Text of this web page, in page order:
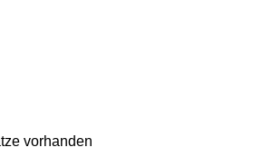
vorhanden